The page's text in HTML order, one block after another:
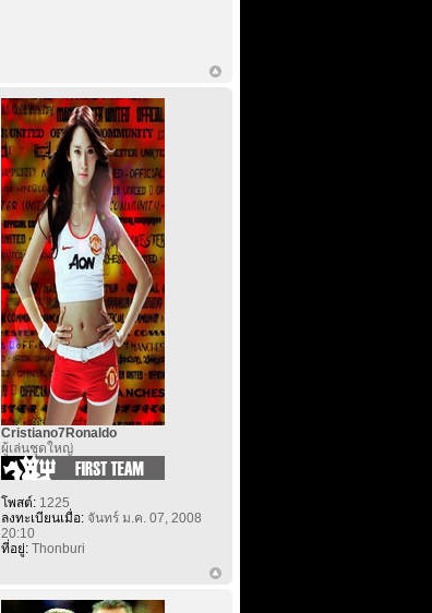
Cristiano7Ronaldo
ผู้เล่นชุดใหญ่
โพสต์:1225
ลงทะเบียนเมื่อ:จันทร์ ม.ค. 07, 2008
20:10
ที่อยู่:Thonburi